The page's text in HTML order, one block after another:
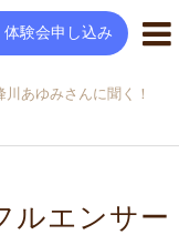
体験会申し込み
あゆみさんに聞く！
ルエンサー